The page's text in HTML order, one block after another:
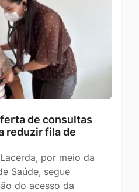
de consultas
reduzir fila de
por meio da
Saúde, segue
do acesso da